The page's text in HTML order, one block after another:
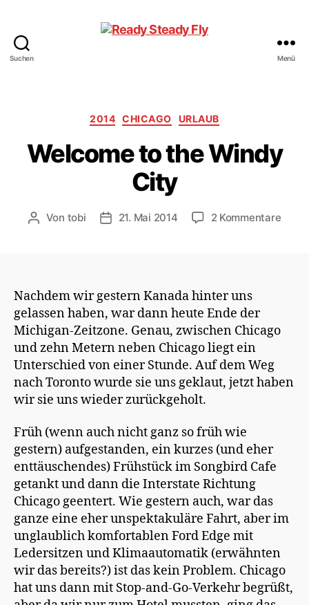
Suchen Menü
Kategorien
2014 CHICAGO URLAUB
Welcome to the Windy
City
Beitragsautor
Von tobi Veröffentlichungsdatum
21. Mai 2014 2 Kommentarezu
Nachdem wir gestern Kanada hinter uns
gelassen haben, war dann heute Ende der
Michigan-Zeitzone. Genau, zwischen Chicago
und zehn Metern neben Chicago liegt ein
Unterschied von einer Stunde. Auf dem Weg
nach Toronto wurde sie uns geklaut, jetzt haben
wir sie uns wieder zurückgeholt.
Früh (wenn auch nicht ganz so früh wie
gestern) aufgestanden, ein kurzes (und eher
enttäuschendes) Frühstück im Songbird Cafe
getankt und dann die Interstate Richtung
Chicago geentert. Wie gestern auch, war das
ganze eine eher unspektakuläre Fahrt, aber im
unglaublich komfortablen Ford Edge mit
Ledersitzen und Klimaautomatik (erwähnten
wir das bereits?) ist das kein Problem. Chicago
hat uns dann mit Stop-and-Go-Verkehr begrüßt,